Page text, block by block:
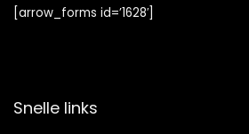
[arrow_forms id=’1628′]
Snelle links